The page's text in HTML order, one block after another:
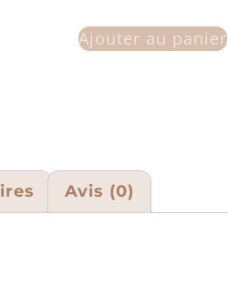
Ajouter au panier
Avis (0)